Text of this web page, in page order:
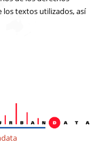
los textos utilizados, así